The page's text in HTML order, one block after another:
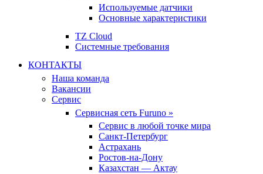
Используемые датчики
Основные характеристики
TZ Cloud
Системные требования
КОНТАКТЫ
Наша команда
Вакансии
Сервис
Сервисная сеть Furuno »
Сервис в любой точке мира
Санкт-Петербург
Астрахань
Ростов-на-Дону
Казахстан — Актау